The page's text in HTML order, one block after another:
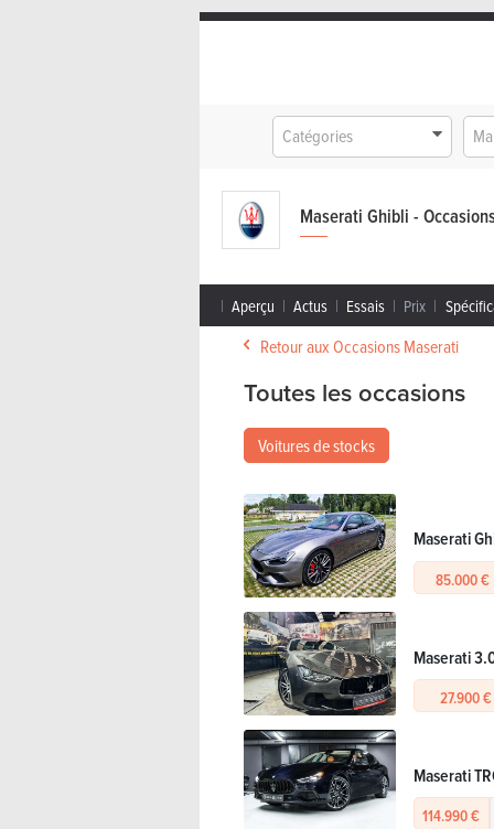
Catégories
Maserati Ghibli -
Aperçu Actus Essais Prix
Retour aux Occasions Maserati
Toutes les occasions
Voitures de stocks
Maserati
85.000 €
Maserati
27.900 €
Maserati
114.990 €